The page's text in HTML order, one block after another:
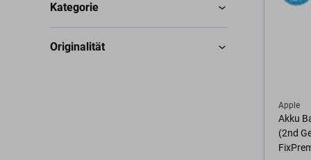
Kategorie
Originalität
Apple
Akku
(2nd